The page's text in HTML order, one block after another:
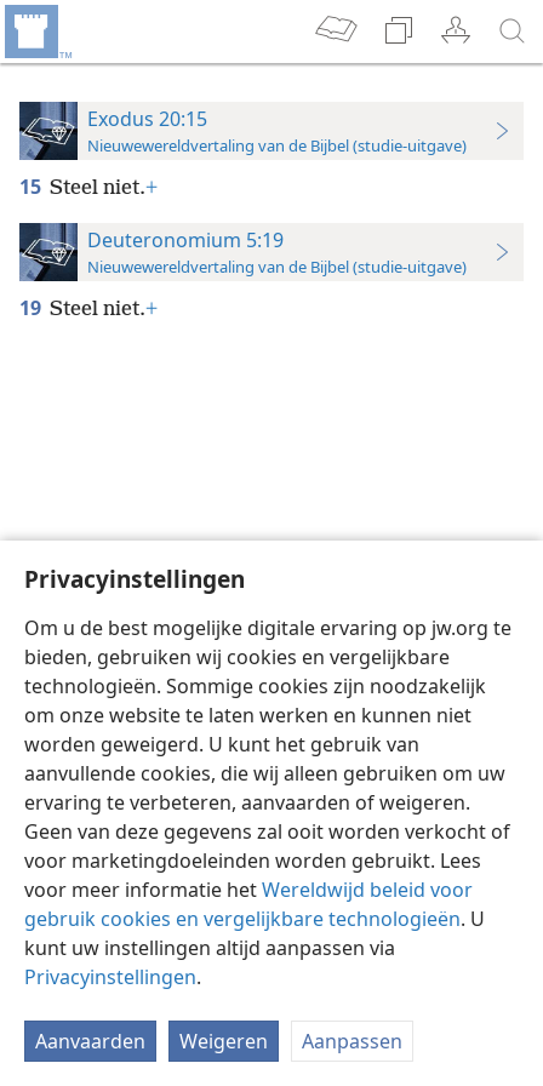
Privacyinstellingen
Om u de best mogelijke digitale ervaring op jw.org te
bieden, gebruiken wij cookies en vergelijkbare
technologieën. Sommige cookies zijn noodzakelijk
om onze website te laten werken en kunnen niet
worden geweigerd. U kunt het gebruik van
aanvullende cookies, die wij alleen gebruiken om uw
ervaring te verbeteren, aanvaarden of weigeren.
Geen van deze gegevens zal ooit worden verkocht of
voor marketingdoeleinden worden gebruikt. Lees
voor meer informatie hetWereldwijd beleid voor
gebruik cookies en vergelijkbare technologieën. U
kunt uw instellingen altijd aanpassen via
Privacyinstellingen.
Aanvaarden Weigeren Aanpassen
Exodus 20:15
Nieuwewereldvertaling van de Bijbel (studie-uitgave)
15 Steel niet.+
Deuteronomium 5:19
Nieuwewereldvertaling van de Bijbel (studie-uitgave)
19 Steel niet.+
Nederlands Instellingen
Copyright © 2026 Watch Tower Bible and Tract Society of Pennsylvania
Gebruiksvoorwaarden Privacybeleid
JW.ORG
Inloggen